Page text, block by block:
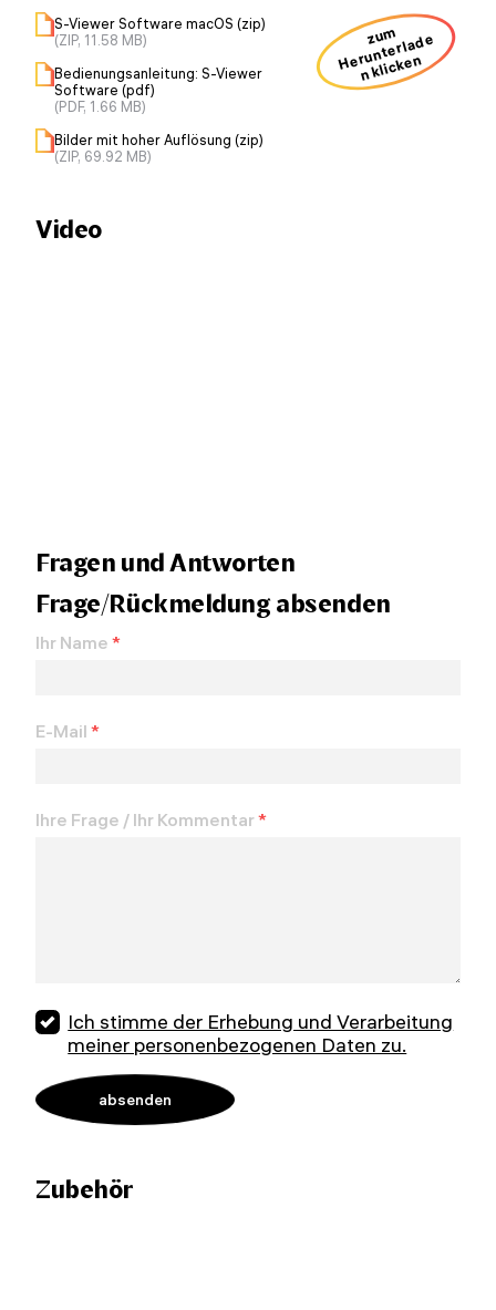
S-Viewer Software macOS (zip)
(ZIP, 11.58 MB)
Bedienungsanleitung: S-Viewer
Software (pdf)
(PDF, 1.66 MB)
Bilder mit hoher Auflösung (zip)
(ZIP, 69.92 MB)
zum
H
er
u
nt
erl
a
d
e
n kli
ck
e
n
Video
Fragen und Antworten
Frage/Rückmeldung absenden
Ihr Name *
E-Mail *
Ihre Frage / Ihr Kommentar*
Ich stimme der Erhebung und Verarbeitung
meiner personenbezogenen Daten zu.
Zubehör